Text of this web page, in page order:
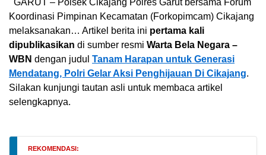
GARUT – Polsek Cikajang Polres Garut bersama Forum
Koordinasi Pimpinan Kecamatan (Forkopimcam) Cikajang
melaksanakan… Artikel berita ini pertama kali
dipublikasikan di sumber resmi Warta Bela Negara –
WBN dengan judul Tanam Harapan untuk Generasi
Mendatang, Polri Gelar Aksi Penghijauan Di Cikajang.
Silakan kunjungi tautan asli untuk membaca artikel
selengkapnya.
REKOMENDASI: